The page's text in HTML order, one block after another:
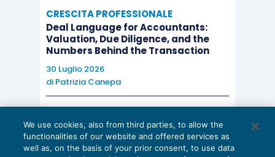
CRESCITA PROFESSIONALE
Deal Language for Accountants:
Valuation, Due Diligence, and the
Numbers Behind the Transaction
30 Luglio 2026
di Patrizia Canepa
EU AI Act e studi professionali: le
scadenze concrete
We use cookies, also from third parties, to allow the
functionalities of our website and offered services as
well as, on the basis of your prior consent, to use data